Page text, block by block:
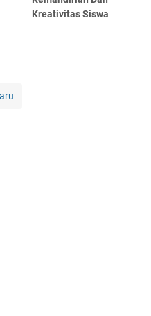
Kreativitas Siswa